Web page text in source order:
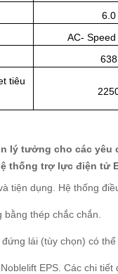
6.0
AC-
638
tiêu
lý tưởng cho các
thống trợ lực điện tử
tiện dụng. Hệ thống
bằng thép chắc chắn.
lái (tùy chọn) có thể
EPS. Các chi